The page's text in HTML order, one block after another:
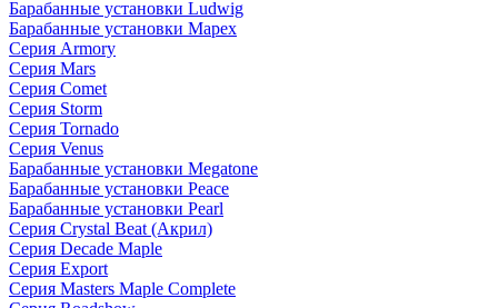
Барабанные установки Ludwig
Барабанные установки Mapex
Серия Armory
Серия Mars
Серия Comet
Серия Storm
Серия Tornado
Серия Venus
Барабанные установки Megatone
Барабанные установки Peace
Барабанные установки Pearl
Серия Crystal Beat (Акрил)
Серия Decade Maple
Серия Export
Серия Masters Maple Complete